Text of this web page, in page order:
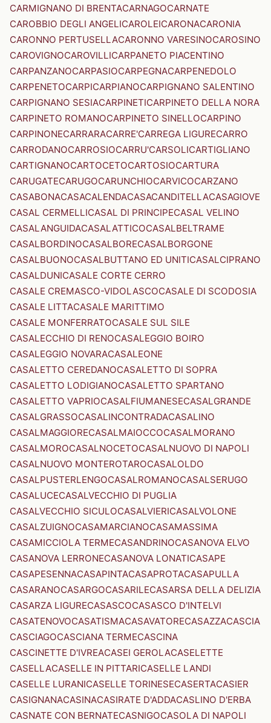
CARMIGNANO DI BRENTACARNAGOCARNATE
CAROBBIO DEGLI ANGELICAROLEICARONACARONIA
CARONNO PERTUSELLACARONNO VARESINOCAROSINO
CAROVIGNOCAROVILLICARPANETO PIACENTINO
CARPANZANOCARPASIOCARPEGNACARPENEDOLO
CARPENETOCARPICARPIANOCARPIGNANO SALENTINO
CARPIGNANO SESIACARPINETICARPINETO DELLA NORA
CARPINETO ROMANOCARPINETO SINELLOCARPINO
CARPINONECARRARACARRE'CARREGA LIGURECARRO
CARRODANOCARROSIOCARRU'CARSOLICARTIGLIANO
CARTIGNANOCARTOCETOCARTOSIOCARTURA
CARUGATECARUGOCARUNCHIOCARVICOCARZANO
CASABONACASACALENDACASACANDITELLACASAGIOVE
CASAL CERMELLICASAL DI PRINCIPECASAL VELINO
CASALANGUIDACASALATTICOCASALBELTRAME
CASALBORDINOCASALBORECASALBORGONE
CASALBUONOCASALBUTTANO ED UNITICASALCIPRANO
CASALDUNICASALE CORTE CERRO
CASALE CREMASCO-VIDOLASCOCASALE DI SCODOSIA
CASALE LITTACASALE MARITTIMO
CASALE MONFERRATOCASALE SUL SILE
CASALECCHIO DI RENOCASALEGGIO BOIRO
CASALEGGIO NOVARACASALEONE
CASALETTO CEREDANOCASALETTO DI SOPRA
CASALETTO LODIGIANOCASALETTO SPARTANO
CASALETTO VAPRIOCASALFIUMANESECASALGRANDE
CASALGRASSOCASALINCONTRADACASALINO
CASALMAGGIORECASALMAIOCCOCASALMORANO
CASALMOROCASALNOCETOCASALNUOVO DI NAPOLI
CASALNUOVO MONTEROTAROCASALOLDO
CASALPUSTERLENGOCASALROMANOCASALSERUGO
CASALUCECASALVECCHIO DI PUGLIA
CASALVECCHIO SICULOCASALVIERICASALVOLONE
CASALZUIGNOCASAMARCIANOCASAMASSIMA
CASAMICCIOLA TERMECASANDRINOCASANOVA ELVO
CASANOVA LERRONECASANOVA LONATICASAPE
CASAPESENNACASAPINTACASAPROTACASAPULLA
CASARANOCASARGOCASARILECASARSA DELLA DELIZIA
CASARZA LIGURECASASCOCASASCO D'INTELVI
CASATENOVOCASATISMACASAVATORECASAZZACASCIA
CASCIAGOCASCIANA TERMECASCINA
CASCINETTE D'IVREACASEI GEROLACASELETTE
CASELLACASELLE IN PITTARICASELLE LANDI
CASELLE LURANICASELLE TORINESECASERTACASIER
CASIGNANACASINACASIRATE D'ADDACASLINO D'ERBA
CASNATE CON BERNATECASNIGOCASOLA DI NAPOLI